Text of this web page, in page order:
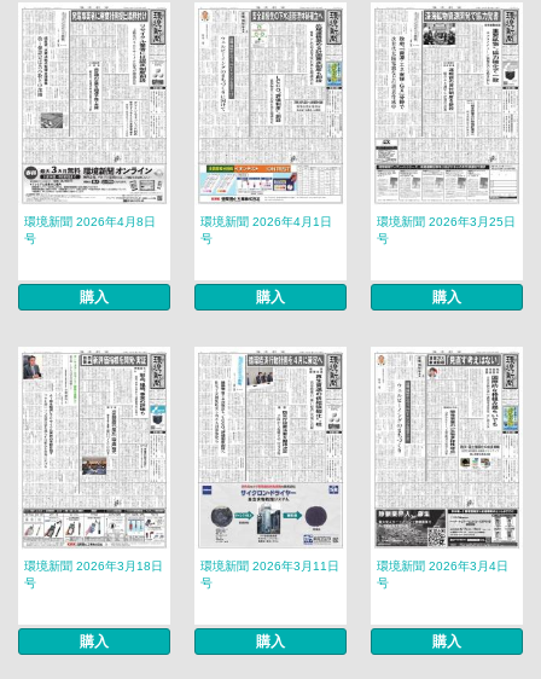
環境新聞 2026年4月8日
号
購入
環境新聞 2026年4月1日
号
購入
環境新聞 2026年3月25日
号
購入
環境新聞 2026年3月18日
号
購入
環境新聞 2026年3月11日
号
購入
環境新聞 2026年3月4日
号
購入